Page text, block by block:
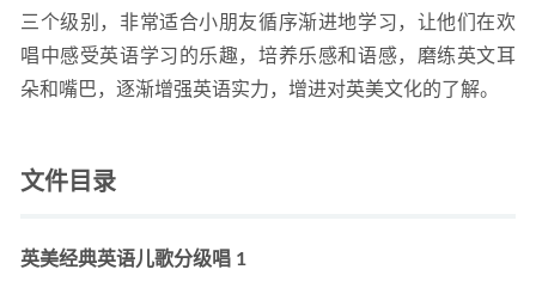
三个级别，非常适合小朋友循序渐进地学习，让他们在欢
唱中感受英语学习的乐趣，培养乐感和语感，磨练英文耳
朵和嘴巴，逐渐增强英语实力，增进对英美文化的了解。
文件目录
英美经典英语儿歌分级唱 1
《精选7300份英文作业纸》家长亲子英语老师教学课件必备
百度云网盘下载 2021-10-08
《北师大版数学1-6年级上册第一单元检测卷及答案》 PDF
08
网盘下载 2021-11-14